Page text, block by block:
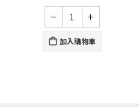
加入購物車